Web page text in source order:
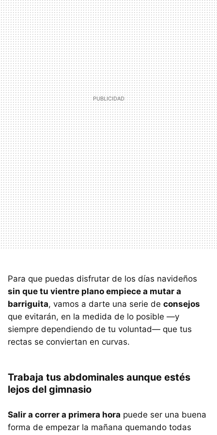
Para que puedas disfrutar de los días navideños
sin que tu vientre plano empiece a mutar a
barriguita, vamos a darte una serie de consejos
que evitarán, en la medida de lo posible —y
siempre dependiendo de tu voluntad— que tus
rectas se conviertan en curvas.
Trabaja tus abdominales aunque estés
lejos del gimnasio
Salir a correr a primera hora puede ser una buena
forma de empezar la mañana quemando todas